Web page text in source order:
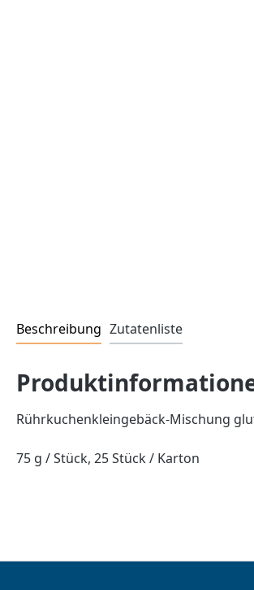
Beschreibung Zutatenliste
Rührkuchenkleingebäck-Mischung
75 g / Stück, 25 Stück / Karton